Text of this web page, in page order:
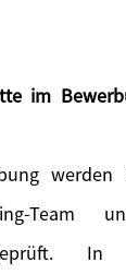
im
Team
In